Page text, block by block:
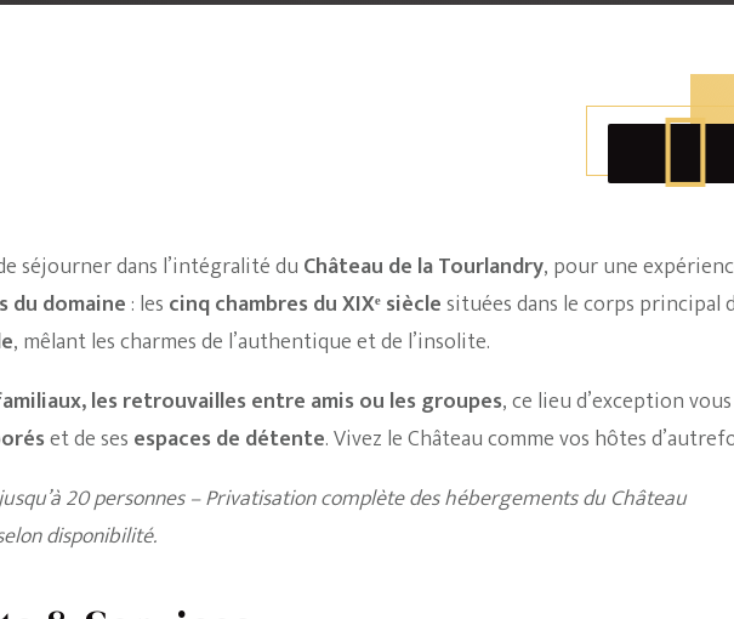
séjourner dans l’intégralité duChâteau de la Tourlandry, pour une
du domaine: les cinq chambres du XIXᵉ sièclesituées dans le corps principal
, mêlant les charmes de l’authentique et de l’insolite.
les retrouvailles entre amis ou les groupes, ce lieu d’exception
et de ses espaces de détente. Vivez le Château comme vos hôtes
20 personnes –Privatisation complète des hébergementsdu Château
disponibilité.